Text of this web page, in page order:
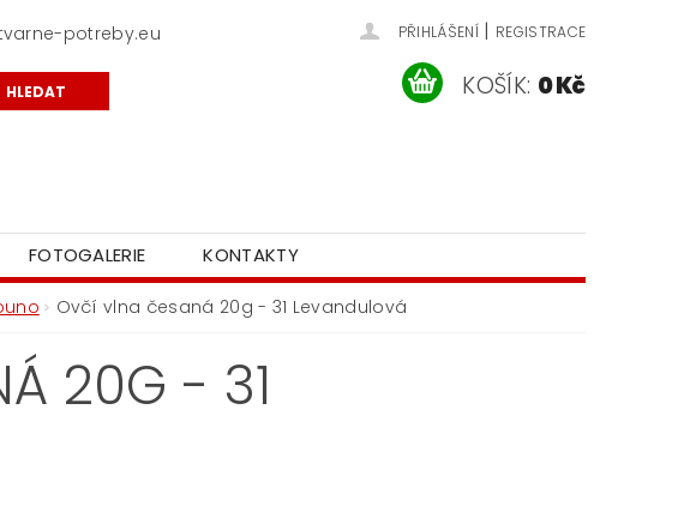
potreby.eu PŘIHLÁŠENÍ | REGISTRACE
KOŠÍK: 0 Kč
FOTOGALERIE KONTAKTY
Ovčí vlna česaná 20g - 31 Levandulová
20G - 31